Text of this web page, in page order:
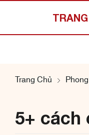
Trang Chủ
5+